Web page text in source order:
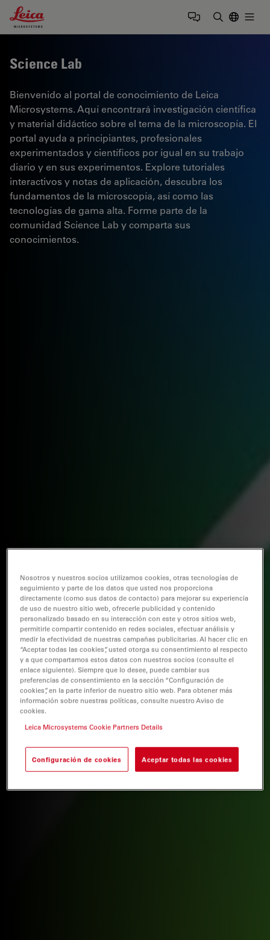
Leica Microsystems Logo
Science Lab
Bienvenido al portal de conocimiento de Leica
Microsystems. Aquí encontrará investigación científica
y material didáctico sobre el tema de la microscopía. El
portal ayuda a principiantes, profesionales
experimentados y científicos por igual en su trabajo
diario y en sus experimentos. Explore tutoriales
interactivos y notas de aplicación, descubra los
fundamentos de la microscopía, así como las
tecnologías de gama alta. Forme parte de la
comunidad Science Lab y comparta sus
conocimientos.
Nosotros y nuestros socios utilizamos cookies, otras tecnologías de
seguimiento y parte de los datos que usted nos proporciona
directamente (como sus datos de contacto) para mejorar su experiencia
de uso de nuestro sitio web, ofrecerle publicidad y contenido
personalizado basado en su interacción con este y otros sitios web,
permitirle compartir contenido en redes sociales, efectuar análisis y
medir la efectividad de nuestras campañas publicitarias. Al hacer clic en
“Aceptar todas las cookies”, usted otorga su consentimiento al respecto
y a que compartamos estos datos con nuestros socios (consulte el
enlace siguiente). Siempre que lo desee, puede cambiar sus
preferencias de consentimiento en la sección “Configuración de
cookies”, en la parte inferior de nuestro sitio web. Para obtener más
información sobre nuestras políticas, consulte nuestro Aviso de
cookies.
Leica Microsystems Cookie Partners Details
Configuración de cookies Aceptar todas las cookies